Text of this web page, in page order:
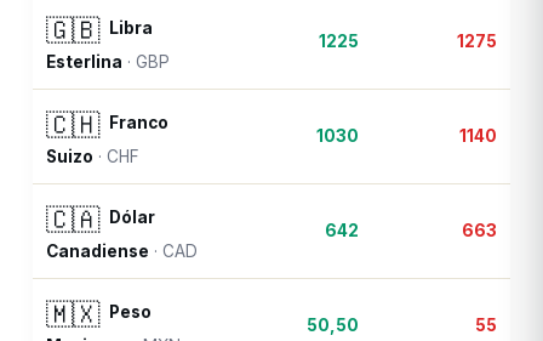
🇬🇧
Libra
Esterlina ·GBP
1225 1275
🇨🇭
Franco
Suizo ·CHF
1030 1140
🇨🇦
Dólar
Canadiense ·CAD
642 663
🇲🇽
Peso
50,50 55